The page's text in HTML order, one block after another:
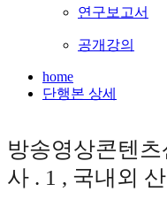
연구보고서
공개강의
home
단행본 상세
방송영상콘텐
사 . 1 , 국내외